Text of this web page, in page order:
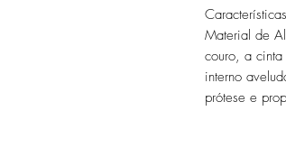
Material de
couro, a
interno
prótese e